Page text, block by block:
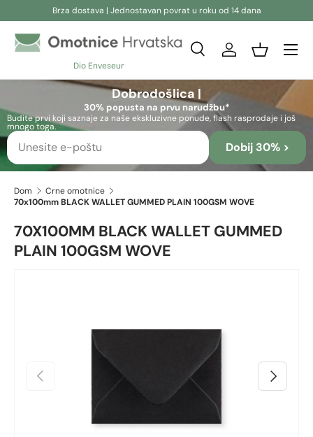
Brza dostava | Jednostavan povrat u roku od 14 dana
Dio Enveseur
Pretraživanje
Pretraživanje
Pretraživanje
PrijavaKošara
Dobrodošlica |
30% popusta na prvu narudžbu*
Budite prvi koji saznaje za naše ekskluzivne ponude, flash rasprodaje i još
mnogo toga.
Dobij 30% >
Dom
Crne omotnice
70x100mm BLACK WALLET GUMMED PLAIN 100GSM WOVE
70X100MM BLACK WALLET GUMMED
PLAIN 100GSM WOVE
Prethodno Sljedeći